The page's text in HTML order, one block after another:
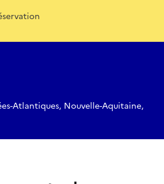
Atlantiques, Nouvelle-Aquitaine,